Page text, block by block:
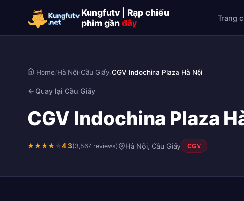
Kungfutv | Rạp chiếu
phim gầnđây Trang
Home/Hà Nội/Cầu Giấy/CGV Indochina Plaza Hà Nội
Quay lại Cầu Giấy
CGV Indochina Plaza
★★★★★4.3(3,567 reviews) Hà Nội, Cầu Giấy CGV